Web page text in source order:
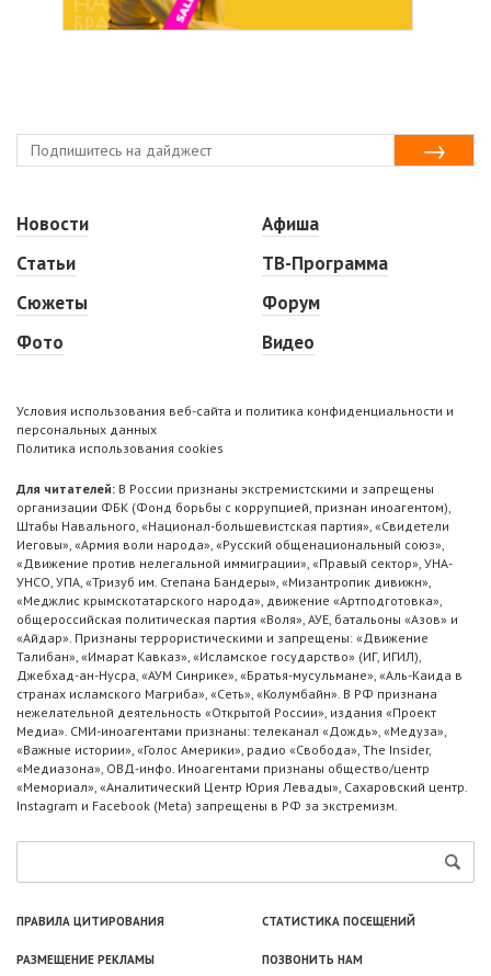
Новости
Статьи
Сюжеты
Фото
Афиша
ТВ-Программа
Форум
Видео
Условия использования веб-сайта и политика конфиденциальности и
персональных данных
Политика использования cookies
Для читателей: В России признаны экстремистскими и запрещены
организации ФБК (Фонд борьбы с коррупцией, признан иноагентом),
Штабы Навального, «Национал-большевистская партия», «Свидетели
Иеговы», «Армия воли народа», «Русский общенациональный союз»,
«Движение против нелегальной иммиграции», «Правый сектор», УНА-
УНСО, УПА, «Тризуб им. Степана Бандеры», «Мизантропик дивижн»,
«Меджлис крымскотатарского народа», движение «Артподготовка»,
общероссийская политическая партия «Воля», АУЕ, батальоны «Азов» и
«Айдар». Признаны террористическими и запрещены: «Движение
Талибан», «Имарат Кавказ», «Исламское государство» (ИГ, ИГИЛ),
Джебхад-ан-Нусра, «АУМ Синрике», «Братья-мусульмане», «Аль-Каида в
странах исламского Магриба», «Сеть», «Колумбайн». В РФ признана
нежелательной деятельность «Открытой России», издания «Проект
Медиа». СМИ-иноагентами признаны: телеканал «Дождь», «Медуза»,
«Важные истории», «Голос Америки», радио «Свобода», The Insider,
«Медиазона», ОВД-инфо. Иноагентами признаны общество/центр
«Мемориал», «Аналитический Центр Юрия Левады», Сахаровский центр.
Instagram и Facebook (Metа) запрещены в РФ за экстремизм.
ПРАВИЛА ЦИТИРОВАНИЯ СТАТИСТИКА ПОСЕЩЕНИЙ
РАЗМЕЩЕНИЕ РЕКЛАМЫ ПОЗВОНИТЬ НАМ